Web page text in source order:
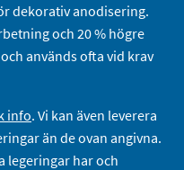
dekorativ anodisering.
och 20 % högre
används ofta vid krav
info. Vi kan även leverera
än de ovan angivna.
legeringar har och